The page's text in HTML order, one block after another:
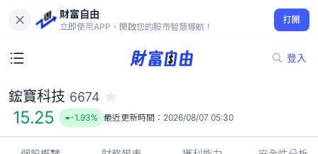
財富自由
立即使用APP，開啟您的股市智慧導航！
打開
登入
15.25
-1.93%
鋐寶科技 6674
15.25 -1.93% 最近更新時間： 2026/08/07 05:30